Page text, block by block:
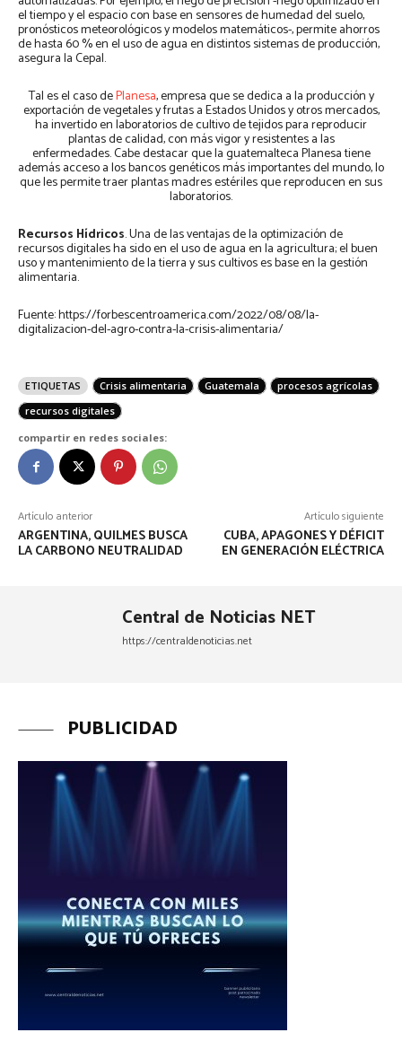
el tiempo y el espacio con base en sensores de humedad del suelo,
pronósticos meteorológicos y modelos matemáticos-, permite ahorros
de hasta 60 % en el uso de agua en distintos sistemas de producción,
asegura la Cepal.
Tal es el caso dePlanesa, empresa que se dedica a la producción y
exportación de vegetales y frutas a Estados Unidos y otros mercados,
ha invertido en laboratorios de cultivo de tejidos para reproducir
plantas de calidad, con más vigor y resistentes a las
enfermedades. Cabe destacar que la guatemalteca Planesa tiene
además acceso a los bancos genéticos más importantes del mundo, lo
que les permite traer plantas madres estériles que reproducen en sus
laboratorios.
Recursos Hídricos. Una de las ventajas de la optimización de
recursos digitales ha sido en el uso de agua en la agricultura; el buen
uso y mantenimiento de la tierra y sus cultivos es base en la gestión
alimentaria.
Fuente: https://forbescentroamerica.com/2022/08/08/la-
digitalizacion-del-agro-contra-la-crisis-alimentaria/
ETIQUETAS Crisis alimentaria Guatemala
procesos agrícolas
recursos digitales
compartir en redes sociales:
Artículo anterior
ARGENTINA, QUILMES BUSCA
LA CARBONO NEUTRALIDAD
Artículo siguiente
CUBA, APAGONES Y DÉFICIT
EN GENERACIÓN ELÉCTRICA
Central de Noticias NET
https://centraldenoticias.net
PUBLICIDAD